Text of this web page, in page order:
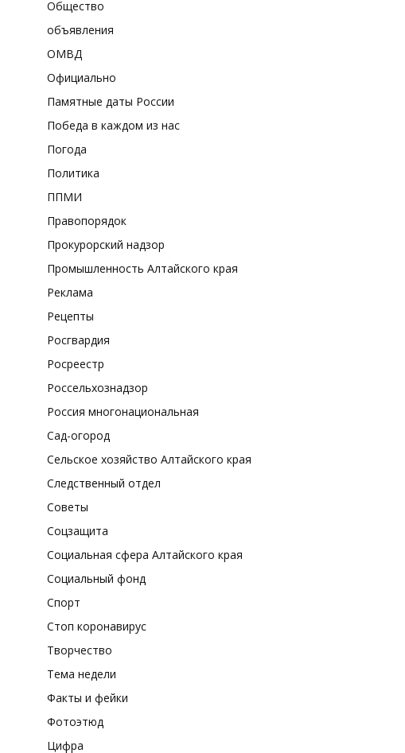
Общество
объявления
ОМВД
Официально
Памятные даты России
Победа в каждом из нас
Погода
Политика
ППМИ
Правопорядок
Прокурорский надзор
Промышленность Алтайского края
Реклама
Рецепты
Росгвардия
Росреестр
Россельхознадзор
Россия многонациональная
Сад-огород
Сельское хозяйство Алтайского края
Следственный отдел
Советы
Соцзащита
Социальная сфера Алтайского края
Социальный фонд
Спорт
Стоп коронавирус
Творчество
Тема недели
Факты и фейки
Фотоэтюд
Цифра